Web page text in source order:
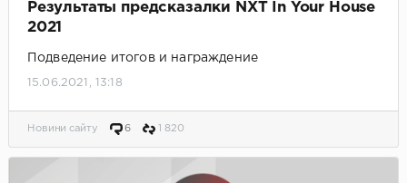
Результаты предсказалки NXT In Your House
2021
Подведение итогов и награждение
15.06.2021, 13:18
Новини сайту 6 1 820